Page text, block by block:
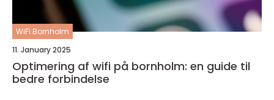
WiFi Bornholm
11. January 2025
Optimering af wifi på bornholm: en guide til
bedre forbindelse